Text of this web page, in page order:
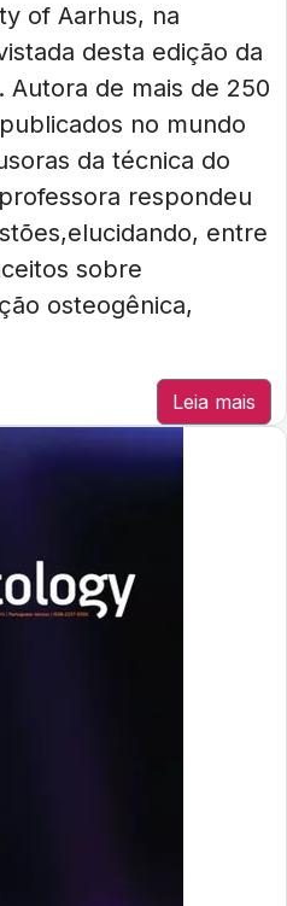
of Aarhus, na
desta edição da
Autora de mais de 250
no mundo
da técnica do
respondeu
entre
sobre
osteogênica,
Leia mais